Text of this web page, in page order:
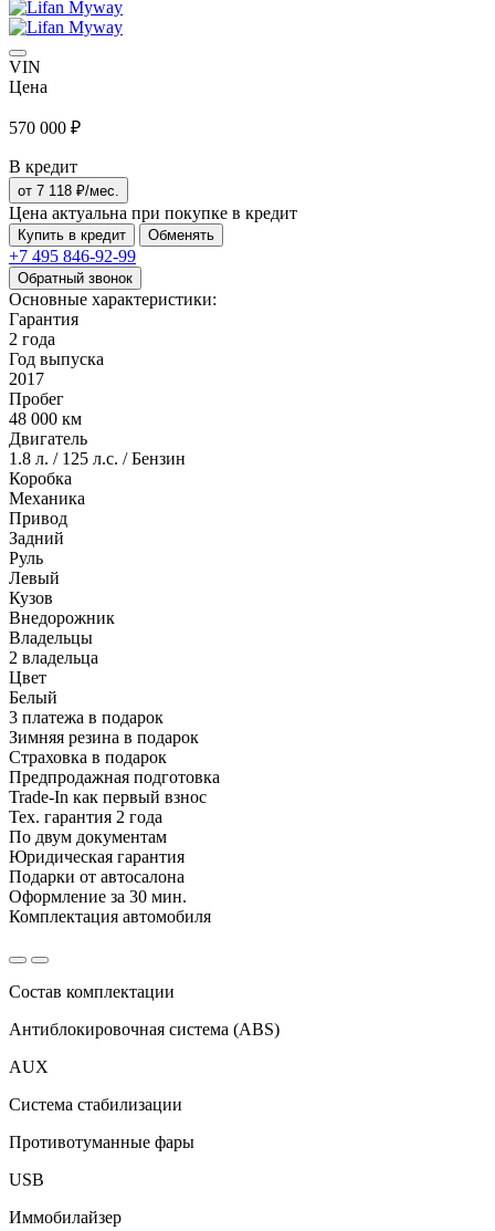
VIN
Цена
570 000 ₽
В кредит
от 7 118 ₽/мес.
Цена актуальна при покупке в кредит
Купить в кредит Обменять
+7 495 846-92-99
Обратный звонок
Основные характеристики:
Гарантия
2 года
Год выпуска
2017
Пробег
48 000 км
Двигатель
1.8 л. / 125 л.с. / Бензин
Коробка
Механика
Привод
Задний
Руль
Левый
Кузов
Внедорожник
Владельцы
2 владельца
Цвет
Белый
3 платежа в подарок
Зимняя резина в подарок
Страховка в подарок
Предпродажная подготовка
Trade-In как первый взнос
Тех. гарантия 2 года
По двум документам
Юридическая гарантия
Подарки от автосалона
Оформление за 30 мин.
Комплектация автомобиля
Состав комплектации
Антиблокировочная система (ABS)
AUX
Система стабилизации
Противотуманные фары
USB
Иммобилайзер